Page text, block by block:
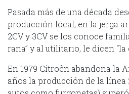
Pasada más de una década
producción local, en la jerga
2CV y 3CV se los conoce
rana” y al utilitario, le dicen “la
En 1979 Citroên abandona la
años la producción de la línea